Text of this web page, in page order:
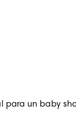
un baby